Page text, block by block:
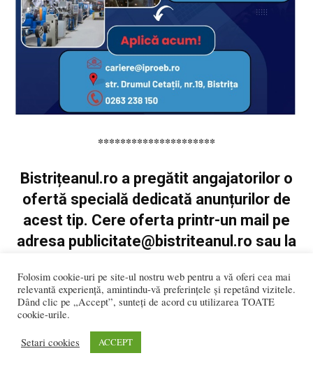
*********************
Bistrițeanul.ro a pregătit angajatorilor o
ofertă specială dedicată anunțurilor de
acest tip. Cere oferta printr-un mail pe
adresa publicitate@bistriteanul.ro sau la
Folosim cookie-uri pe site-ul nostru web pentru a vă oferi cea mai
relevantă experiență, amintindu-vă preferințele și repetând vizitele.
Dând clic pe „Accept”, sunteți de acord cu utilizarea TOATE
cookie-urile.
Setari cookies ACCEPT